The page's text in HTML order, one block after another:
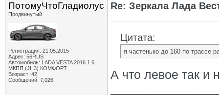
ПотомуЧтоГладиолус
Продвинутый
Регистрация: 21.05.2015
Адрес: 56RUS
Автомобиль: LADA VESTA 2016 1.6
МКПП (JH3) КОМФОРТ
Возраст: 42
Сообщений: 7,026
Re: Зеркала Лада
Цитата:
я частенько до 160 по трассе
А что левое так и